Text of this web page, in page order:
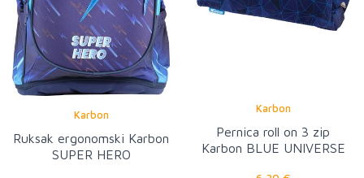
Karbon
Ruksak ergonomski Karbon
SUPER HERO
Karbon
Pernica roll on 3 zip
Karbon BLUE UNIVERSE